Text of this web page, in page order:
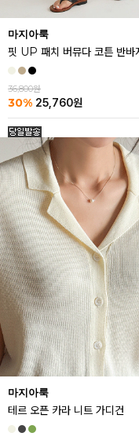
마지아룩
핏 UP 패치 버뮤다 코튼 반바
36,800원
30% 25,760원
마지아룩
테르 오픈 카라 니트 가디건